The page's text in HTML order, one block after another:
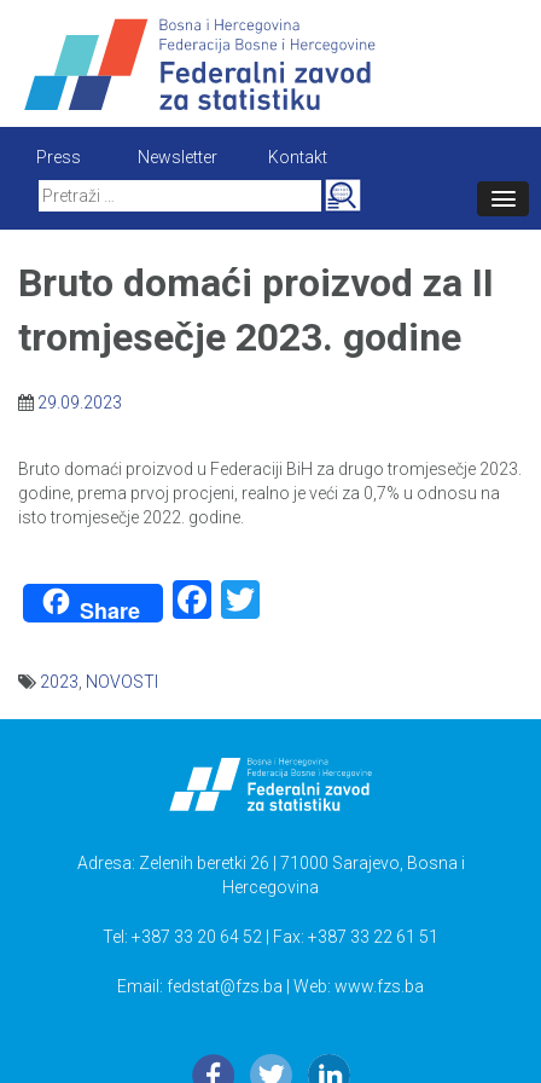
content
Press Newsletter
Kontakt
Search
for:
Bruto domaći proizvod za II
tromjesečje 2023. godine
29.09.2023
Bruto domaći proizvod u Federaciji BiH za drugo tromjesečje 2023.
godine, prema prvoj procjeni, realno je veći za 0,7% u odnosu na
isto tromjesečje 2022. godine.
Share Facebook
2023 NOVOSTI
Adresa: Zelenih beretki 26 | 71000 Sarajevo, Bosna i
Hercegovina
Tel: +387 33 20 64 52 | Fax: +387 33 22 61 51
Email: fedstat@fzs.ba | Web: www.fzs.ba